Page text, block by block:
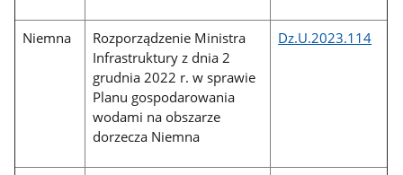
Niemna
Rozporządzenie Ministra
Infrastruktury z dnia 2
grudnia 2022 r. w sprawie
Planu gospodarowania
wodami na obszarze
dorzecza Niemna
Dz.U.2023.114